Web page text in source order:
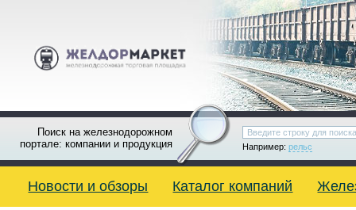
Поиск на железнодорожном
портале: компании и продукция
Например: рельс
Новости и обзоры Каталог компаний